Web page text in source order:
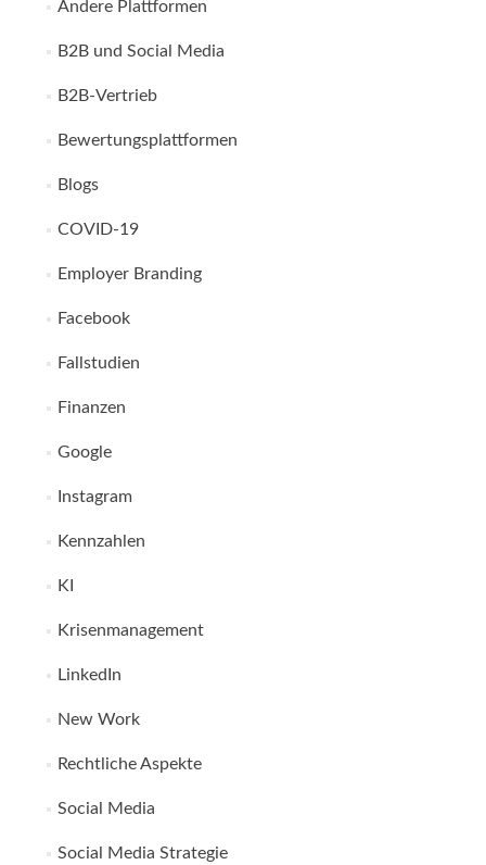
Andere Plattformen
B2B und Social Media
B2B-Vertrieb
Bewertungsplattformen
Blogs
COVID-19
Employer Branding
Facebook
Fallstudien
Finanzen
Google
Instagram
Kennzahlen
KI
Krisenmanagement
LinkedIn
New Work
Rechtliche Aspekte
Social Media
Social Media Strategie